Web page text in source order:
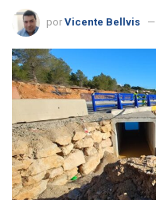
por Vicente Bellvis